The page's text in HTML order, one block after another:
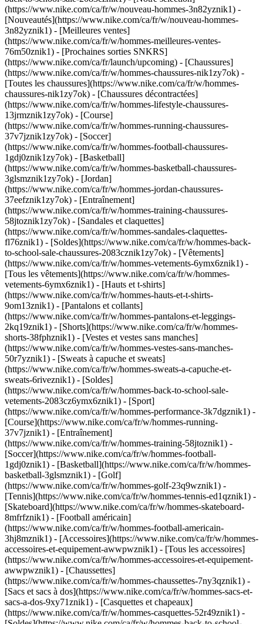
(https://www.nike.com/ca/fr/w/nouveau-hommes-3n82yznik1) -
[Nouveautés](https://www.nike.com/ca/fr/w/nouveau-hommes-
3n82yznik1) - [Meilleures ventes]
(https://www.nike.com/ca/fr/w/hommes-meilleures-ventes-
76m50znik1) - [Prochaines sorties SNKRS]
(https://www.nike.com/ca/fr/launch/upcoming) - [Chaussures]
(https://www.nike.com/ca/fr/w/hommes-chaussures-nik1zy7ok) -
[Toutes les chaussures](https://www.nike.com/ca/fr/w/hommes-
chaussures-nik1zy7ok) - [Chaussures décontractées]
(https://www.nike.com/ca/fr/w/hommes-lifestyle-chaussures-
13jrmznik1zy7ok) - [Course]
(https://www.nike.com/ca/fr/w/hommes-running-chaussures-
37v7jznik1zy7ok) - [Soccer]
(https://www.nike.com/ca/fr/w/hommes-football-chaussures-
1gdj0znik1zy7ok) - [Basketball]
(https://www.nike.com/ca/fr/w/hommes-basketball-chaussures-
3glsmznik1zy7ok) - [Jordan]
(https://www.nike.com/ca/fr/w/hommes-jordan-chaussures-
37eefznik1zy7ok) - [Entraînement]
(https://www.nike.com/ca/fr/w/hommes-training-chaussures-
58jtoznik1zy7ok) - [Sandales et claquettes]
(https://www.nike.com/ca/fr/w/hommes-sandales-claquettes-
fl76znik1) - [Soldes](https://www.nike.com/ca/fr/w/hommes-back-
to-school-sale-chaussures-2083cznik1zy7ok) - [Vêtements]
(https://www.nike.com/ca/fr/w/hommes-vetements-6ymx6znik1) -
[Tous les vêtements](https://www.nike.com/ca/fr/w/hommes-
vetements-6ymx6znik1) - [Hauts et t-shirts]
(https://www.nike.com/ca/fr/w/hommes-hauts-et-t-shirts-
9om13znik1) - [Pantalons et collants]
(https://www.nike.com/ca/fr/w/hommes-pantalons-et-leggings-
2kq19znik1) - [Shorts](https://www.nike.com/ca/fr/w/hommes-
shorts-38fphznik1) - [Vestes et vestes sans manches]
(https://www.nike.com/ca/fr/w/hommes-vestes-sans-manches-
50r7yznik1) - [Sweats à capuche et sweats]
(https://www.nike.com/ca/fr/w/hommes-sweats-a-capuche-et-
sweats-6riveznik1) - [Soldes]
(https://www.nike.com/ca/fr/w/hommes-back-to-school-sale-
vetements-2083cz6ymx6znik1) - [Sport]
(https://www.nike.com/ca/fr/w/hommes-performance-3k7dgznik1) -
[Course](https://www.nike.com/ca/fr/w/hommes-running-
37v7jznik1) - [Entraînement]
(https://www.nike.com/ca/fr/w/hommes-training-58jtoznik1) -
[Soccer](https://www.nike.com/ca/fr/w/hommes-football-
1gdj0znik1) - [Basketball](https://www.nike.com/ca/fr/w/hommes-
basketball-3glsmznik1) - [Golf]
(https://www.nike.com/ca/fr/w/hommes-golf-23q9wznik1) -
[Tennis](https://www.nike.com/ca/fr/w/hommes-tennis-ed1qznik1) -
[Skateboard](https://www.nike.com/ca/fr/w/hommes-skateboard-
8mfrfznik1) - [Football américain]
(https://www.nike.com/ca/fr/w/hommes-football-americain-
3hj8mznik1) - [Accessoires](https://www.nike.com/ca/fr/w/hommes-
accessoires-et-equipement-awwpwznik1) - [Tous les accessoires]
(https://www.nike.com/ca/fr/w/hommes-accessoires-et-equipement-
awwpwznik1) - [Chaussettes]
(https://www.nike.com/ca/fr/w/hommes-chaussettes-7ny3qznik1) -
[Sacs et sacs à dos](https://www.nike.com/ca/fr/w/hommes-sacs-et-
sacs-a-dos-9xy71znik1) - [Casquettes et chapeaux]
(https://www.nike.com/ca/fr/w/hommes-casquettes-52r49znik1) -